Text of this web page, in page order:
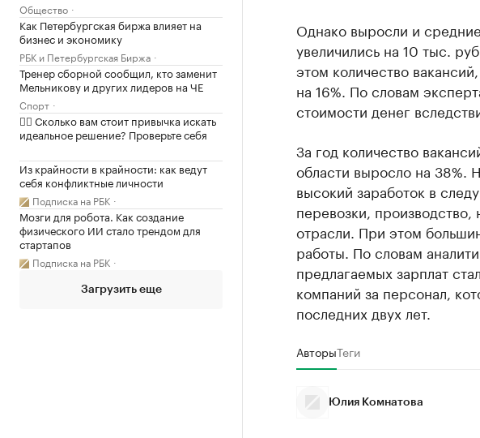
Общество
Как Петербургская биржа влияет на
бизнес и экономику
РБК и Петербургская Биржа
Тренер сборной сообщил, кто заменит
Мельникову и других лидеров на ЧЕ
Спорт
✍🏻 Сколько вам стоит привычка искать
идеальное решение? Проверьте себя
Из крайности в крайности: как ведут
себя конфликтные личности
Подписка на РБК
Мозги для робота. Как создание
физического ИИ стало трендом для
стартапов
Подписка на РБК
Загрузить еще
Однако выросли и
увеличились на 10 тыс.
этом количество
на 16%. По словам
стоимости денег
За год количество
области выросло на 38%.
высокий заработок в
перевозки, производство,
отрасли. При этом
работы. По словам
предлагаемых зарплат
компаний за персонал,
последних двух лет.
АвторыТеги
Юлия Комнатова